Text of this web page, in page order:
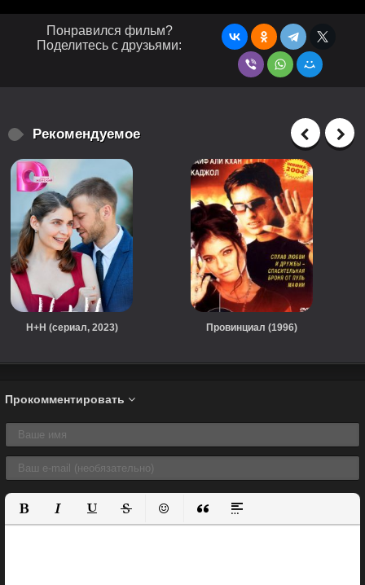
Понравился фильм?
Поделитесь с друзьями:
Рекомендуемое
Н+Н (сериал, 2023) Провинциал (1996)
Прокомментировать
Полужирный
КурсивПодчеркнутый
ЗачеркнутыйВставить смайлик
Вставка цитаты
Вставка спойлера